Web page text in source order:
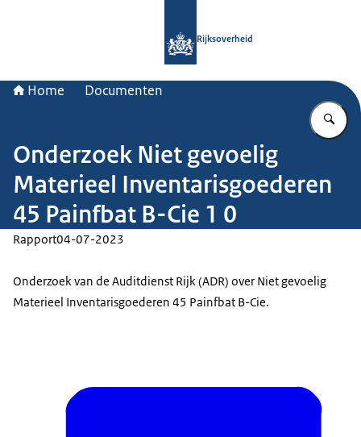
Rijksoverheid
Home Documenten
Onderzoek Niet gevoelig
Materieel Inventarisgoederen
45 Painfbat B-Cie 1 0
Rapport04-07-2023
Onderzoek van de Auditdienst Rijk (ADR) over Niet gevoelig
Materieel Inventarisgoederen 45 Painfbat B-Cie.